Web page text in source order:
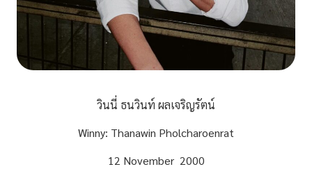
วินนี่ ธนวินท์ ผลเจริญรัตน์
Winny: Thanawin Pholcharoenrat
12 November 2000